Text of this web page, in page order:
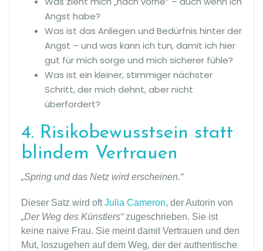
Angst habe?
Was ist das Anliegen und Bedürfnis hinter der
Angst – und was kann ich tun, damit ich hier
gut für mich sorge und mich sicherer fühle?
Was ist ein kleiner, stimmiger nächster
Schritt, der mich dehnt, aber nicht
überfordert?
4. Risikobewusstsein statt
blindem Vertrauen
„Spring und das Netz wird erscheinen.“
Dieser Satz wird oftJulia Cameron, der Autorin von
„Der Weg des Künstlers“zugeschrieben. Sie ist
keine naive Frau. Sie meint damit Vertrauen und den
Mut, loszugehen auf dem Weg, der der authentische